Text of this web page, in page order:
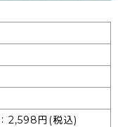
2,598円(税込)